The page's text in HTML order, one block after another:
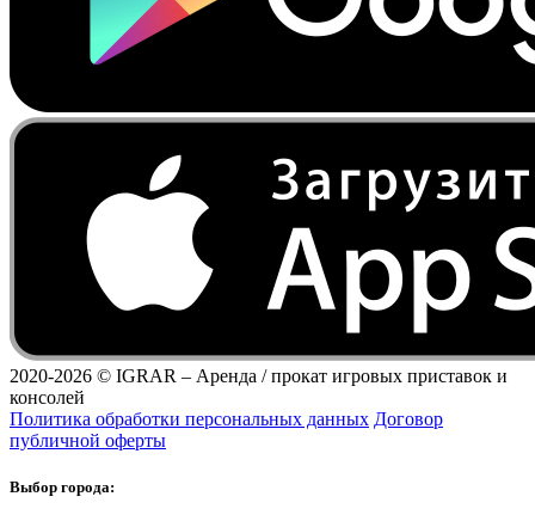
2020-2026 © IGRAR – Аренда / прокат игровых приставок и
консолей
Политика обработки персональных данных Договор
публичной оферты
Выбор города: